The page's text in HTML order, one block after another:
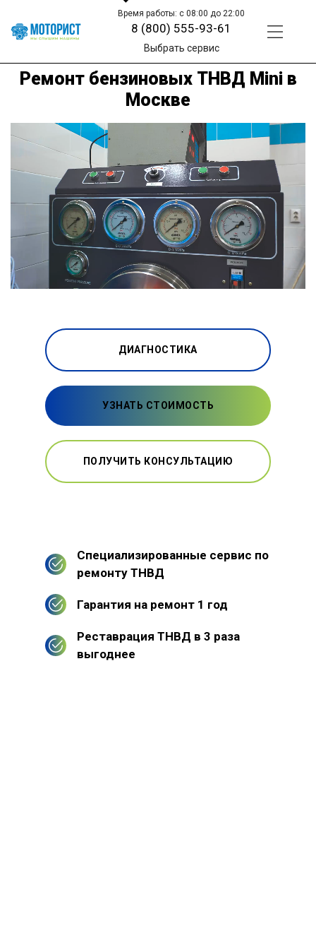
Время работы: с 08:00 до 22:00
8 (800) 555-93-61
Выбрать сервис
Ремонт бензиновых ТНВД Mini в
Москве
ДИАГНОСТИКА
УЗНАТЬ СТОИМОСТЬ
ПОЛУЧИТЬ КОНСУЛЬТАЦИЮ
Специализированные сервис по
ремонту ТНВД
Гарантия на ремонт 1 год
Реставрация ТНВД в 3 раза
выгоднее